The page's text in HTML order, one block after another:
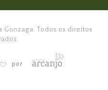
Gonzaga. Todos os direitos